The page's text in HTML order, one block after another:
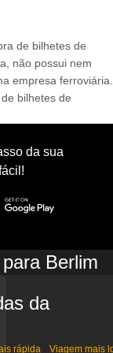
de bilhetes de
não possui nem
empresa ferroviária.
bilhetes de
da sua
Berlim
da
rápida Viagem mais